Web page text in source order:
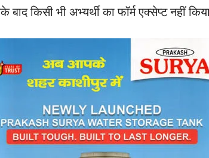
किसी भी अभ्यर्थी का फॉर्म एक्सेप्ट नहीं